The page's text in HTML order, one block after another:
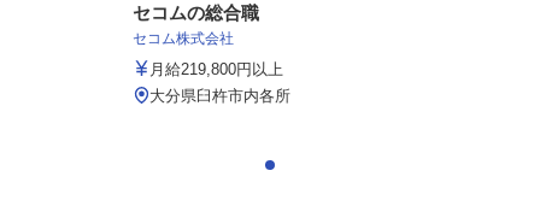
セコムの総合職
セコム株式会社
月給219,800円以上
大分県臼杵市内各所